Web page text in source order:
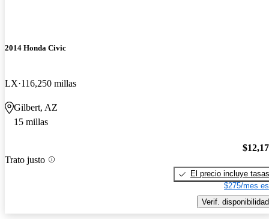
2014 Honda Civic
LX 116,250 millas
Gilbert, AZ
15 millas
Trato justo
El precio incluye tasas
$275/mes
Verif. disponibilidad